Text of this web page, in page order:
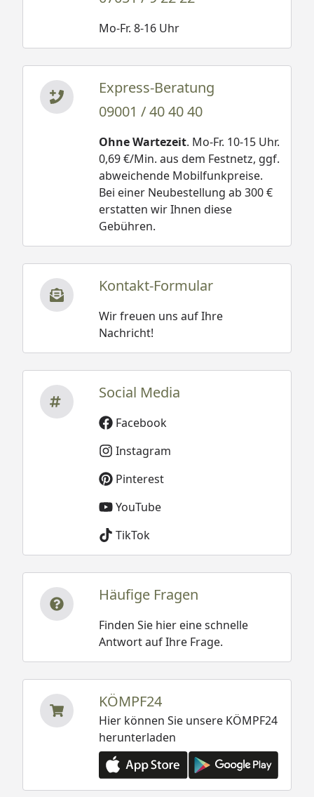
Mo-Fr. 8-16 Uhr
Express-Beratung
09001 / 40 40 40
Ohne Wartezeit. Mo-Fr. 10-15 Uhr.
0,69 €/Min. aus dem Festnetz, ggf.
abweichende Mobilfunkpreise.
Bei einer Neubestellung ab 300 €
erstatten wir Ihnen diese
Gebühren.
Kontakt-Formular
Wir freuen uns auf Ihre
Nachricht!
Social Media
Facebook
Instagram
Pinterest
YouTube
TikTok
Häufige Fragen
Finden Sie hier eine schnelle
Antwort auf Ihre Frage.
KÖMPF24
Hier können Sie unsere KÖMPF24
herunterladen